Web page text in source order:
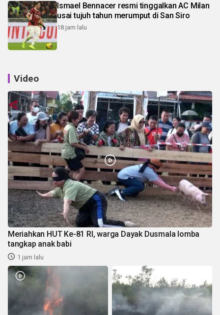
Ismael Bennacer resmi tinggalkan AC Milan
usai tujuh tahun merumput di San Siro
18 jam lalu
Video
Meriahkan HUT Ke-81 RI, warga Dayak Dusmala lomba
tangkap anak babi
1 jam lalu